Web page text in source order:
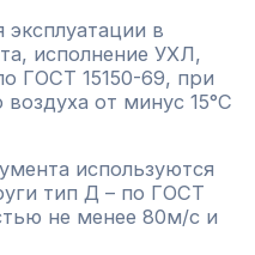
в
исполнение УХЛ,
ГОСТ 15150-69, при
от минус 15°С
используются
тип Д – по ГОСТ
не менее 80м/с и